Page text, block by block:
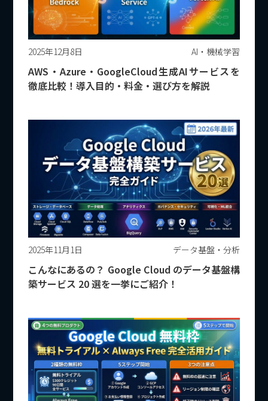
2025年12月8日 AI・機械学習
AWS・Azure・GoogleCloud生成AIサービスを
徹底比較！導入目的・料金・選び方を解説
2025年11月1日 データ基盤・分析
こんなにあるの？ Google Cloud のデータ基盤構
築サービス 20 選を一挙にご紹介！